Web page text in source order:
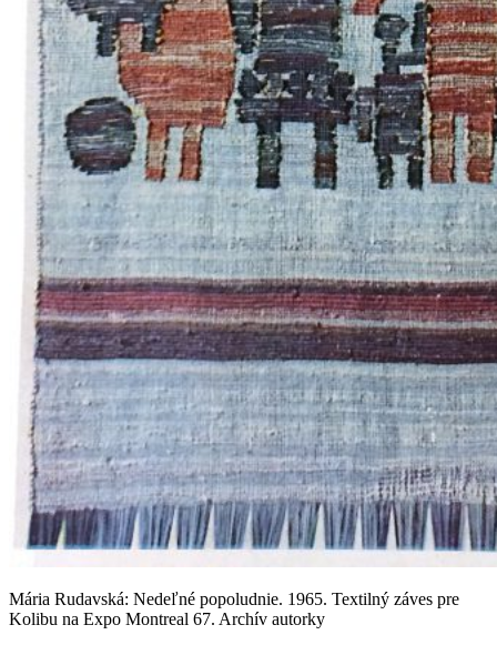
Mária Rudavská: Nedeľné popoludnie. 1965. Textilný záves pre
Kolibu na Expo Montreal 67. Archív autorky